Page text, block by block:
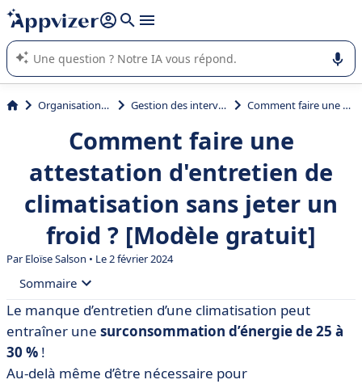
répondre (plusieurs lignes avec
L'IA de Appvizer vous guide dans l'utilisation ou la sélection de
logiciel SaaS en entreprise.
Organisation et planification Gestion des interventions et tournées Comment faire une attestation d'entretien de climatisation sans jeter un froid ? [Modèle gratuit]
Comment faire une
attestation d'entretien de
climatisation sans jeter un
froid ? [Modèle gratuit]
Par Eloïse Salson • Le 2 février 2024
Sommaire
• Les principes généraux de l’entretien de la
climatisation
• Les obligations d’entretien de la climatisation
Le manque d’entretien d’une climatisation peut
entraîner une surconsommation d’énergie de 25 à
30 % !
Au-delà même d’être nécessaire pour